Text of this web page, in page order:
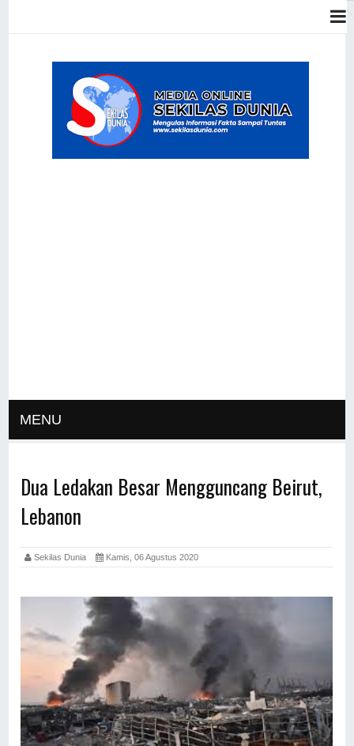
MENU
Dua Ledakan Besar Mengguncang Beirut,
Lebanon
Sekilas Dunia Kamis, 06 Agustus 2020